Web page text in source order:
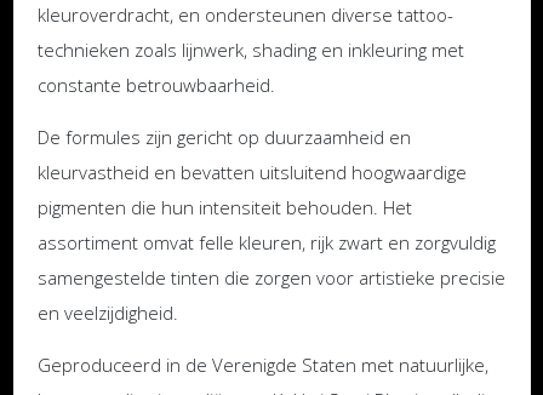
kleuroverdracht, en ondersteunen diverse tattoo-
technieken zoals lijnwerk, shading en inkleuring met
constante betrouwbaarheid.
De formules zijn gericht op duurzaamheid en
kleurvastheid en bevatten uitsluitend hoogwaardige
pigmenten die hun intensiteit behouden. Het
assortiment omvat felle kleuren, rijk zwart en zorgvuldig
samengestelde tinten die zorgen voor artistieke precisie
en veelzijdigheid.
Geproduceerd in de Verenigde Staten met natuurlijke,